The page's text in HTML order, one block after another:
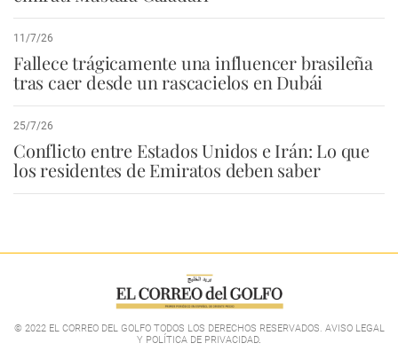
11/7/26
Fallece trágicamente una influencer brasileña
tras caer desde un rascacielos en Dubái
25/7/26
Conflicto entre Estados Unidos e Irán: Lo que
los residentes de Emiratos deben saber
© 2022 EL CORREO DEL GOLFO TODOS LOS DERECHOS RESERVADOS. AVISO LEGAL
Y POLÍTICA DE PRIVACIDAD.